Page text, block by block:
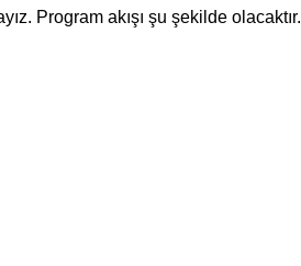
Program akışı şu şekilde olacaktır.